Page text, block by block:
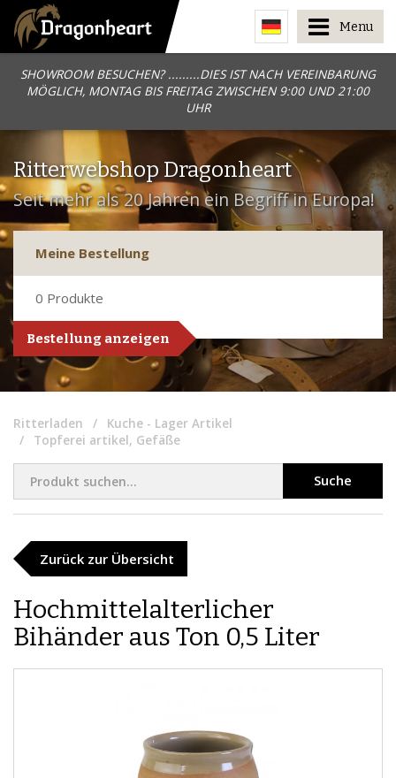
SHOWROOM BESUCHEN? .........DIES IST NACH VEREINBARUNG
MÖGLICH, MONTAG BIS FREITAG ZWISCHEN 9:00 UND 21:00
UHR
Menu
Ritterwebshop Dragonheart
Seit mehr als 20 Jahren ein Begriff in Europa!
Meine Bestellung
0 Produkte
Bestellung anzeigen
Ritterladen
Kuche - Lager Artikel
Topferei artikel, Gefäße
Suche
Zurück zur Übersicht
Hochmittelalterlicher
Bihänder aus Ton 0,5 Liter